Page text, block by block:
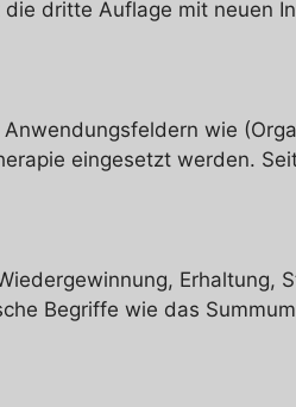
dritte Auflage mit neuen
wie
eingesetzt werden.
Erhaltung,
Begriffe wie das